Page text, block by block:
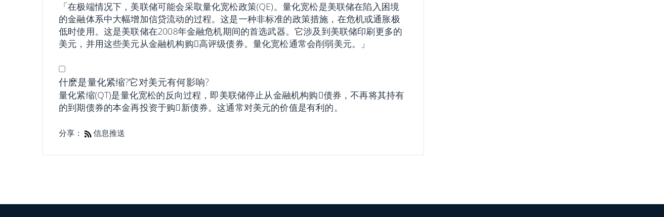
「在极端情况下，美联储可能会采取量化宽松政策(QE)。量化宽松是美联储在陷入困境
的金融体系中大幅增加信贷流动的过程。这是一种非标准的政策措施，在危机或通胀极
低时使用。这是美联储在2008年金融危机期间的首选武器。它涉及到美联储印刷更多的
美元，并用这些美元从金融机构购𧹒高评级债券。量化宽松通常会削弱美元。」
什麽是量化紧缩?它对美元有何影响?
量化紧缩(QT)是量化宽松的反向过程，即美联储停止从金融机构购𧹒债券，不再将其持有
的到期债券的本金再投资于购𧹒新债券。这通常对美元的价值是有利的。
分享： 信息推送